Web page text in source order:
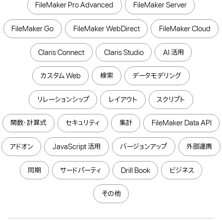
FileMaker Pro Advanced FileMaker Server
FileMaker Go FileMaker WebDirect FileMaker Cloud
Claris Connect Claris Studio AI 活用
カスタム Web 検索 データモデリング
リレーションシップ レイアウト スクリプト
関数・計算式 セキュリティ 集計 FileMaker Data API
アドオン JavaScript 活用 バージョンアップ 外部連携
同期 サードパーティ Drill Book ビジネス
その他